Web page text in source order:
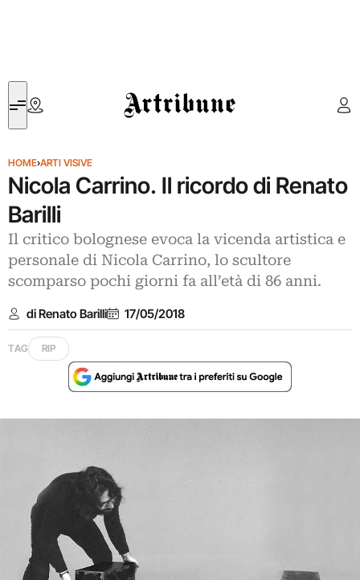
Artribune
HOME›ARTI VISIVE
Nicola Carrino. Il ricordo di Renato
Barilli
Il critico bolognese evoca la vicenda artistica e
personale di Nicola Carrino, lo scultore
scomparso pochi giorni fa all’età di 86 anni.
di Renato Barilli 17/05/2018
TAG RIP